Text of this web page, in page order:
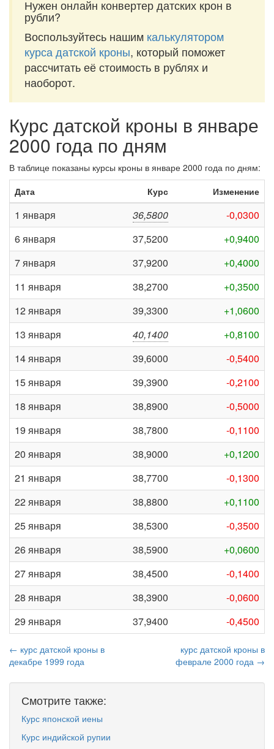
Нужен онлайн конвертер датских крон в
рубли?
Воспользуйтесь нашим калькулятором
курса датской кроны, который поможет
рассчитать её стоимость в рублях и
наоборот.
Курс датской кроны в январе
2000 года по дням
В таблице показаны курсы кроны в январе 2000 года по дням:
Дата
Курс Изменение
1 января 36,5800
-0,0300
6 января
37,5200
+0,9400
7 января
37,9200
+0,4000
11 января
38,2700
+0,3500
12 января
39,3300
+1,0600
13 января
40,1400
+0,8100
14 января
39,6000
-0,5400
15 января
39,3900
-0,2100
18 января
38,8900
-0,5000
19 января
38,7800
-0,1100
20 января
38,9000
+0,1200
21 января
38,7700
-0,1300
22 января
38,8800
+0,1100
25 января
38,5300
-0,3500
26 января
38,5900
+0,0600
27 января
38,4500
-0,1400
28 января
38,3900
-0,0600
29 января
37,9400 -0,4500
← курс датской кроны в
декабре 1999 года
курс датской кроны в
феврале 2000 года →
Смотрите также:
Курс японской иены
Курс индийской рупии